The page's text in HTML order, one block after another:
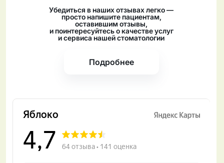
Убедиться в наших отзывах легко —
просто напишите пациентам,
оставившим отзывы,
и поинтересуйтесь о качестве услуг
и сервиса нашей стоматологии
Подробнее